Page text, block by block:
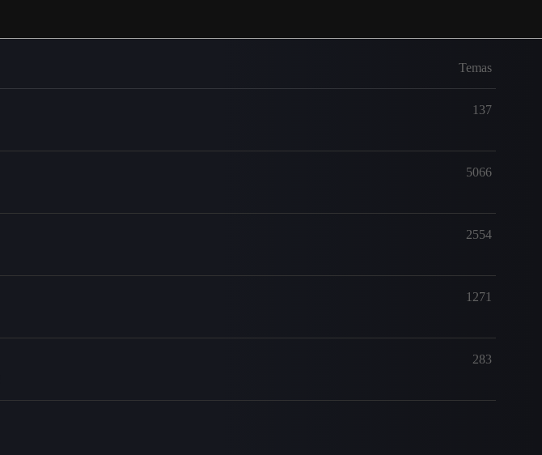
Temas
137
5066
2554
1271
283